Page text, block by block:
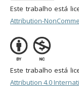
Este trabalho está
Attribution-
Este trabalho está
Attribution 4.0